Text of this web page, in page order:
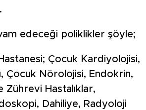
edeceği poliklikler şöyle;
Çocuk Kardiyolojisi,
Çocuk Nörolojisi, Endokrin,
Zührevi Hastalıklar,
Dahiliye, Radyoloji